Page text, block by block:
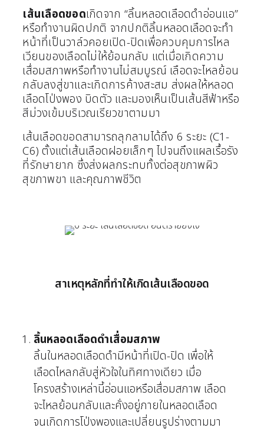
เส้นเลือดขอดเกิดจาก “ลิ้นหลอดเลือดดำอ่อนแอ”
หรือทำงานผิดปกติ จากปกติลิ้นหลอดเลือดจะทำ
หน้าที่เป็นวาล์วคอยเปิด-ปิดเพื่อควบคุมการไหล
เวียนของเลือดไม่ให้ย้อนกลับ แต่เมื่อเกิดความ
เสื่อมสภาพหรือทำงานไม่สมบูรณ์ เลือดจะไหลย้อน
กลับลงสู่ขาและเกิดการค้างสะสม ส่งผลให้หลอด
เลือดโป่งพอง บิดตัว และมองเห็นเป็นเส้นสีฟ้าหรือ
สีม่วงเข้มบริเวณเรียวขาตามมา
เส้นเลือดขอดสามารถลุกลามได้ถึง 6 ระยะ (C1-
C6) ตั้งแต่เส้นเลือดฝอยเล็กๆ ไปจนถึงแผลเรื้อรัง
ที่รักษายาก ซึ่งส่งผลกระทบทั้งต่อสุขภาพผิว
สุขภาพขา และคุณภาพชีวิต
สาเหตุหลักที่ทำให้เกิดเส้นเลือดขอด
ลิ้นหลอดเลือดดำเสื่อมสภาพ
ลิ้นในหลอดเลือดดำมีหน้าที่เปิด-ปิด เพื่อให้
เลือดไหลกลับสู่หัวใจในทิศทางเดียว เมื่อ
โครงสร้างเหล่านี้อ่อนแอหรือเสื่อมสภาพ เลือด
จะไหลย้อนกลับและคั่งอยู่ภายในหลอดเลือด
จนเกิดการโป่งพองและเปลี่ยนรูปร่างตามมา